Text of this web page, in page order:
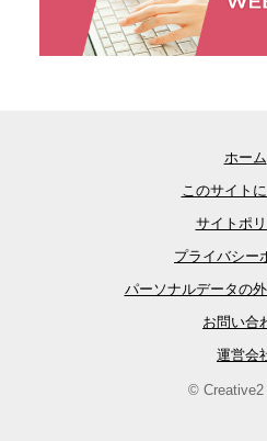
ホーム
このサイト
サイトポ
プライバシー
パーソナルデータの
お問い合
運営会
© Creative2